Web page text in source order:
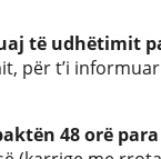
të udhëtimit
për t’i
48 orë